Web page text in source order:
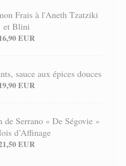
Frais à l'Aneth Tzatziki
et Blini
EUR
sauce aux épices douces
EUR
de Serrano « De Ségovie »
d’Affinage
EUR